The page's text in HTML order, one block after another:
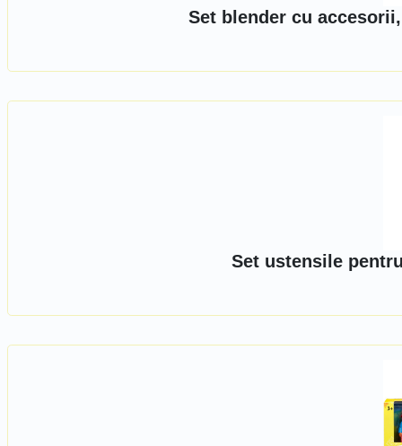
Set blender cu
Set ustensile